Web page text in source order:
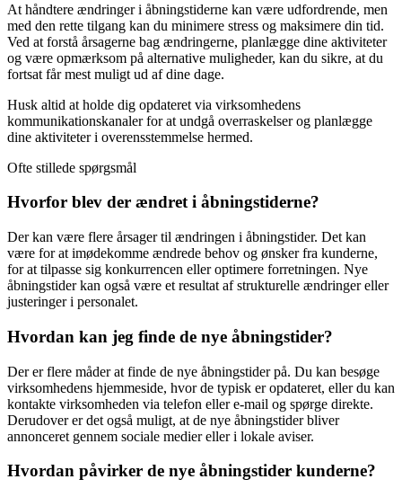
At håndtere ændringer i åbningstiderne kan være udfordrende, men
med den rette tilgang kan du minimere stress og maksimere din tid.
Ved at forstå årsagerne bag ændringerne, planlægge dine aktiviteter
og være opmærksom på alternative muligheder, kan du sikre, at du
fortsat får mest muligt ud af dine dage.
Husk altid at holde dig opdateret via virksomhedens
kommunikationskanaler for at undgå overraskelser og planlægge
dine aktiviteter i overensstemmelse hermed.
Ofte stillede spørgsmål
Hvorfor blev der ændret i åbningstiderne?
Der kan være flere årsager til ændringen i åbningstider. Det kan
være for at imødekomme ændrede behov og ønsker fra kunderne,
for at tilpasse sig konkurrencen eller optimere forretningen. Nye
åbningstider kan også være et resultat af strukturelle ændringer eller
justeringer i personalet.
Hvordan kan jeg finde de nye åbningstider?
Der er flere måder at finde de nye åbningstider på. Du kan besøge
virksomhedens hjemmeside, hvor de typisk er opdateret, eller du kan
kontakte virksomheden via telefon eller e-mail og spørge direkte.
Derudover er det også muligt, at de nye åbningstider bliver
annonceret gennem sociale medier eller i lokale aviser.
Hvordan påvirker de nye åbningstider kunderne?